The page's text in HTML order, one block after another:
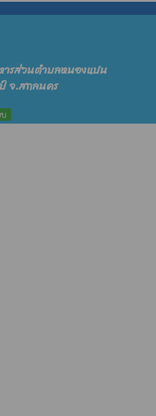
ารส่วนตำบลหนองแปน
จ.สกลนคร